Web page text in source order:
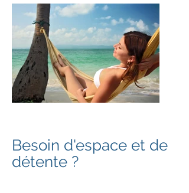
Besoin d'espace et de
détente ?